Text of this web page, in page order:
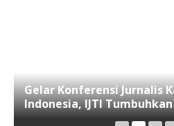
Gelar Konferensi Jurnalis
Indonesia, IJTI
Jurnalis Muda di Era